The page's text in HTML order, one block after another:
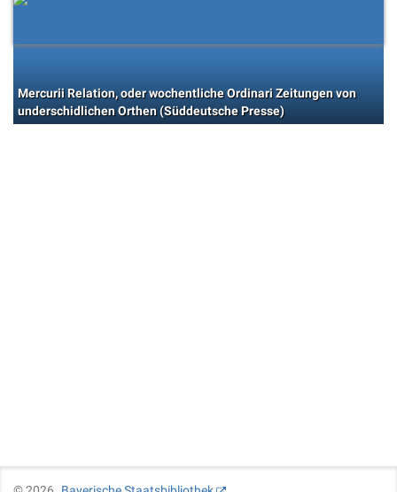
Mercurii Relation, oder wochentliche Ordinari Zeitungen von
underschidlichen Orthen (Süddeutsche Presse)